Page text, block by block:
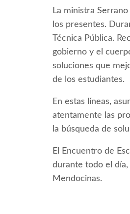
La ministra
los presentes.
Técnica Pública.
gobierno y el
soluciones que
de los estudiantes.
En estas líneas,
atentamente las
la búsqueda de
El Encuentro de
durante todo el día,
Mendocinas.